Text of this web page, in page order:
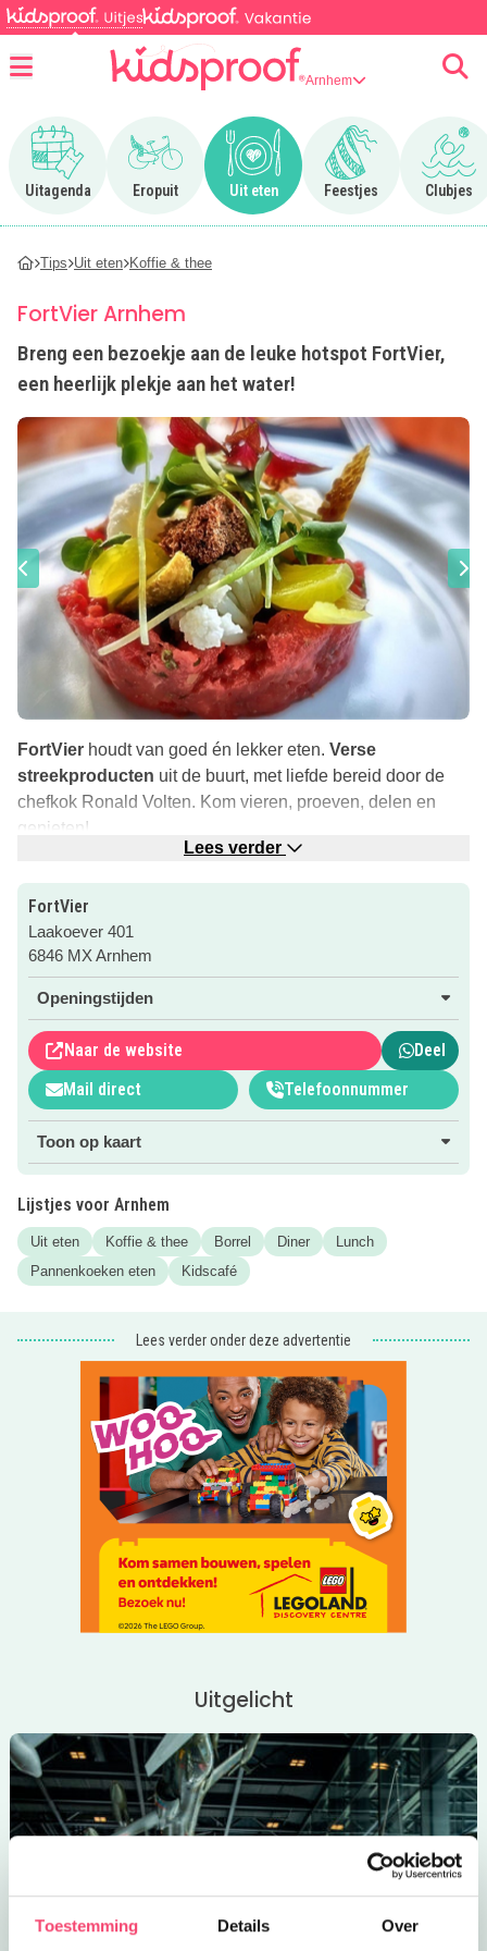
Toestemming Details Over
Arnhem
Uitagenda
Ga naar Uitagenda
Eropuit
Ga naar Eropuit
Uit eten
Ga naar Uit eten
Feestjes
Ga naar Feestjes
Clubjes
Ga
Tips Uit eten Koffie & thee
FortVier Arnhem
Breng een bezoekje aan de leuke hotspot FortVier,
een heerlijk plekje aan het water!
FortVier houdt van goed én lekker eten. Verse
streekproducten uit de buurt, met liefde bereid door de
chefkok Ronald Volten. Kom vieren, proeven, delen en
genieten!
jouw feestje. Bij FortVier kun je lunchen, dineren of
gewoon alleen genieten van een lekker drankje (met
eventueel iets lekkers erbij).
En dat alles met het mooie uitzicht over het water. Voor
kids is er een specialekindermenumet verschillende
lekkernijen!
Meer weten? Klik dan op de roze websitebutton.
Benieuwd naarmeer kidsproof restaurantjes in Arnhem en
omgeving? Neem een kijkje in de rubriek Uiteten!
Lees verder
FortVier
Laakoever 401
6846 MX Arnhem
Openingstijden
Naar de website
Deel
Mail direct
Telefoonnummer
Toon op kaart
Lijstjes voor Arnhem
Uit eten Koffie & thee Borrel Diner
Lunch
Pannenkoeken eten
Kidscafé
Lees verder onder deze advertentie
Uitgelicht